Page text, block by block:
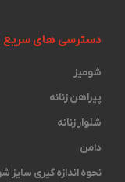
دسترسی های سریع
شومیز
پیراهن زنانه
شلوار زنانه
دامن
نحوه اندازه گیری ‫سایز